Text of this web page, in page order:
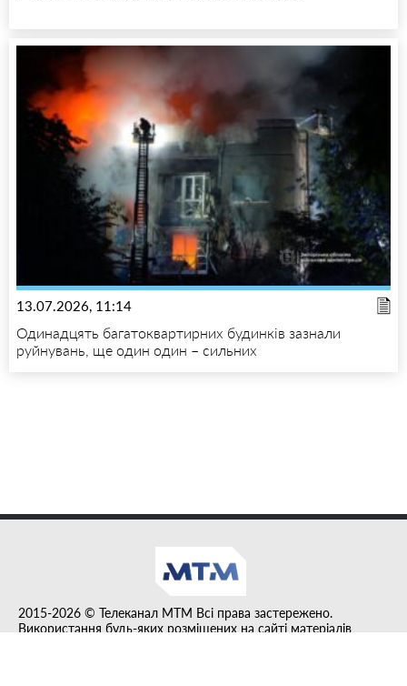
13.07.2026, 11:14
Одинадцять багатоквартирних будинків зазнали
руйнувань, ще один один – сильних
2015-2026 © Телеканал MTM Всі права застережено.
Використання будь-яких розміщених на сайті матеріалів